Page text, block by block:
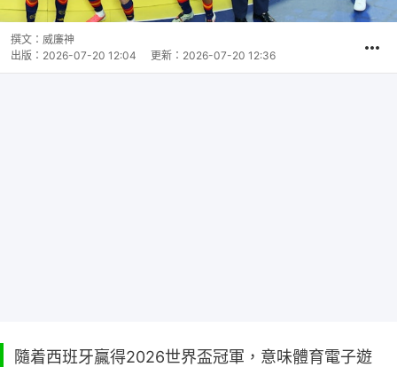
撰文： 威廉神
出版： 2026-07-20 12:04 更新： 2026-07-20 12:36
隨着西班牙贏得2026世界盃冠軍，意味體育電子遊